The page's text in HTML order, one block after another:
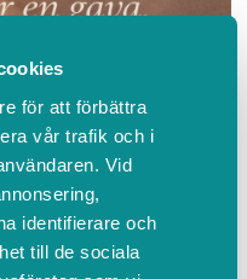
för att förbättra
vår trafik och i
Vid
identifierare och
till de sociala